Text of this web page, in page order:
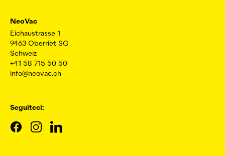
NeoVac
Eichaustrasse 1
9463 Oberriet SG
Schweiz
+41 58 715 50 50
info@neovac.ch
Seguiteci: